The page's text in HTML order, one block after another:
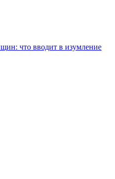
что вводит в изумление